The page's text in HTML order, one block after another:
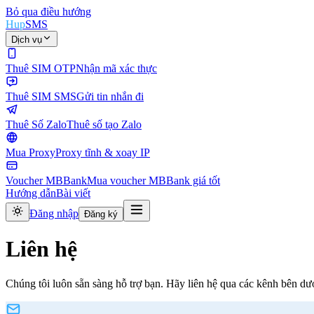
Bỏ qua điều hướng
HupSMS
Dịch vụ
Thuê SIM OTPNhận mã xác thực
Thuê SIM SMSGửi tin nhắn đi
Thuê Số ZaloThuê số tạo Zalo
Mua ProxyProxy tĩnh & xoay IP
Voucher MBBankMua voucher MBBank giá tốt
Hướng dẫnBài viết
Đăng nhập Đăng ký
Liên hệ
Chúng tôi luôn sẵn sàng hỗ trợ bạn. Hãy liên hệ qua các kênh bên